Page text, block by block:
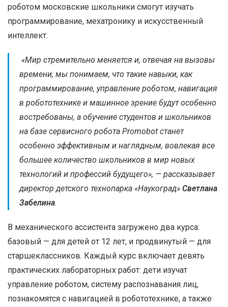
роботом московские школьники смогут изучать
программирование, мехатронику и искусственный
интеллект.
«Мир стремительно меняется и, отвечая на вызовы
времени, мы понимаем, что такие навыки, как
программирование, управление роботом, навигация
в робототехнике и машинное зрение будут особенно
востребованы, а обучение студентов и школьников
на базе сервисного робота Promobot станет
особенно эффективным и наглядным, вовлекая все
большее количество школьников в мир новых
технологий и профессий будущего», — рассказывает
директор детского технопарка «Наукоград» Светлана
Забелина.
В механического ассистента загружено два курса:
базовый — для детей от 12 лет, и продвинутый — для
старшеклассников. Каждый курс включает девять
практических лабораторных работ: дети изучат
управление роботом, систему распознавания лиц,
познакомятся с навигацией в робототехнике, а также